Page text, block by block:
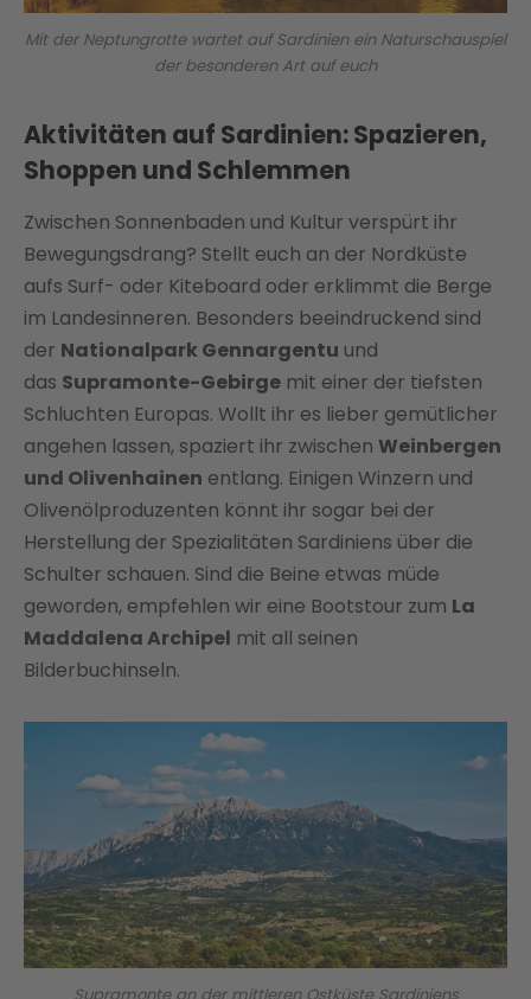
Mit der Neptungrotte wartet auf Sardinien ein Naturschauspiel
der besonderen Art auf euch
Aktivitäten auf Sardinien: Spazieren,
Shoppen und Schlemmen
Zwischen Sonnenbaden und Kultur verspürt ihr
Bewegungsdrang? Stellt euch an der Nordküste
aufs Surf- oder Kiteboard oder erklimmt die Berge
im Landesinneren. Besonders beeindruckend sind
der Nationalpark Gennargentu und
das Supramonte-Gebirge mit einer der tiefsten
Schluchten Europas. Wollt ihr es lieber gemütlicher
angehen lassen, spaziert ihr zwischen Weinbergen
und Olivenhainen entlang. Einigen Winzern und
Olivenölproduzenten könnt ihr sogar bei der
Herstellung der Spezialitäten Sardiniens über die
Schulter schauen. Sind die Beine etwas müde
geworden, empfehlen wir eine Bootstour zum La
Maddalena Archipel mit all seinen
Bilderbuchinseln.